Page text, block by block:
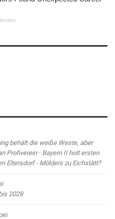
behält die weiße Weste, aber
Profiverein - Bayern II holt ersten
Eltersdorf - Mölders zu Eichstätt?
2028
bei